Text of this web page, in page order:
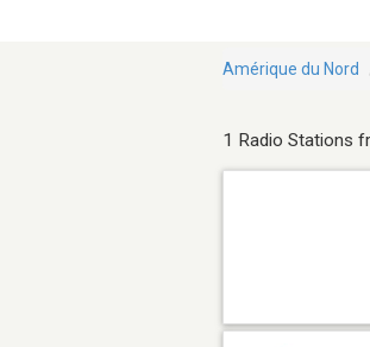
Amérique du Nord
1 Radio Stations